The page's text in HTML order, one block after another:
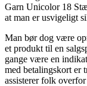
Garn Unicolor 18
at man er usvigeligt
Man bør dog være
et produkt til en
gange være en
med betalingskort er
assisterer folk